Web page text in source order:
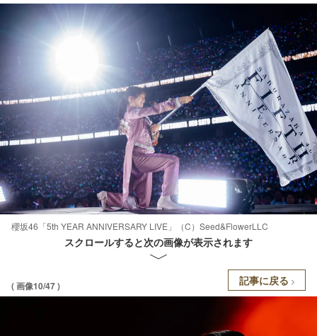
櫻坂46「5th YEAR ANNIVERSARY LIVE」（C）Seed&FlowerLLC
スクロールすると次の画像が表示されます
( 画像10/47 ) 記事に戻る